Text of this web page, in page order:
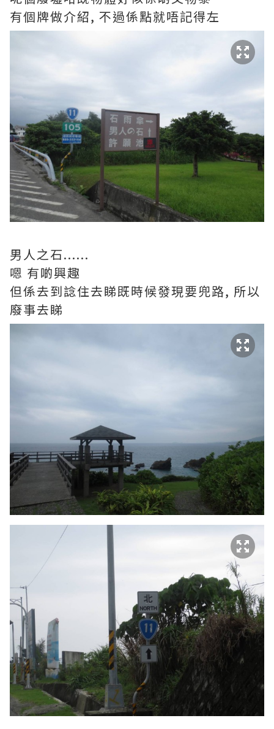
有個牌做介紹, 不過係點就唔記得左
男人之石......
嗯 有啲興趣
但係去到諗住去睇既時候發現要兜路, 所以
廢事去睇